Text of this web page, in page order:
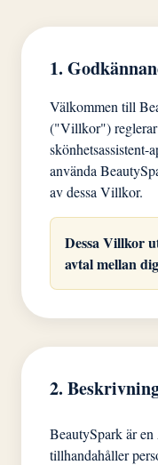
1.
Välkommen till
("Villkor")
skönhetsassistent-
använda
av dessa Villkor.
Dessa Villkor
avtal mellan
2.
BeautySpark är
tillhandahåller